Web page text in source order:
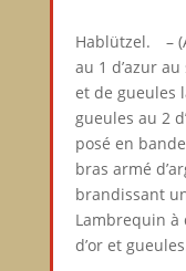
Hablützel.⠀ –
au 1 d’azur
et de gueules
gueules au 2
posé en
bras armé
brandissant
Lambrequin à
d’or et